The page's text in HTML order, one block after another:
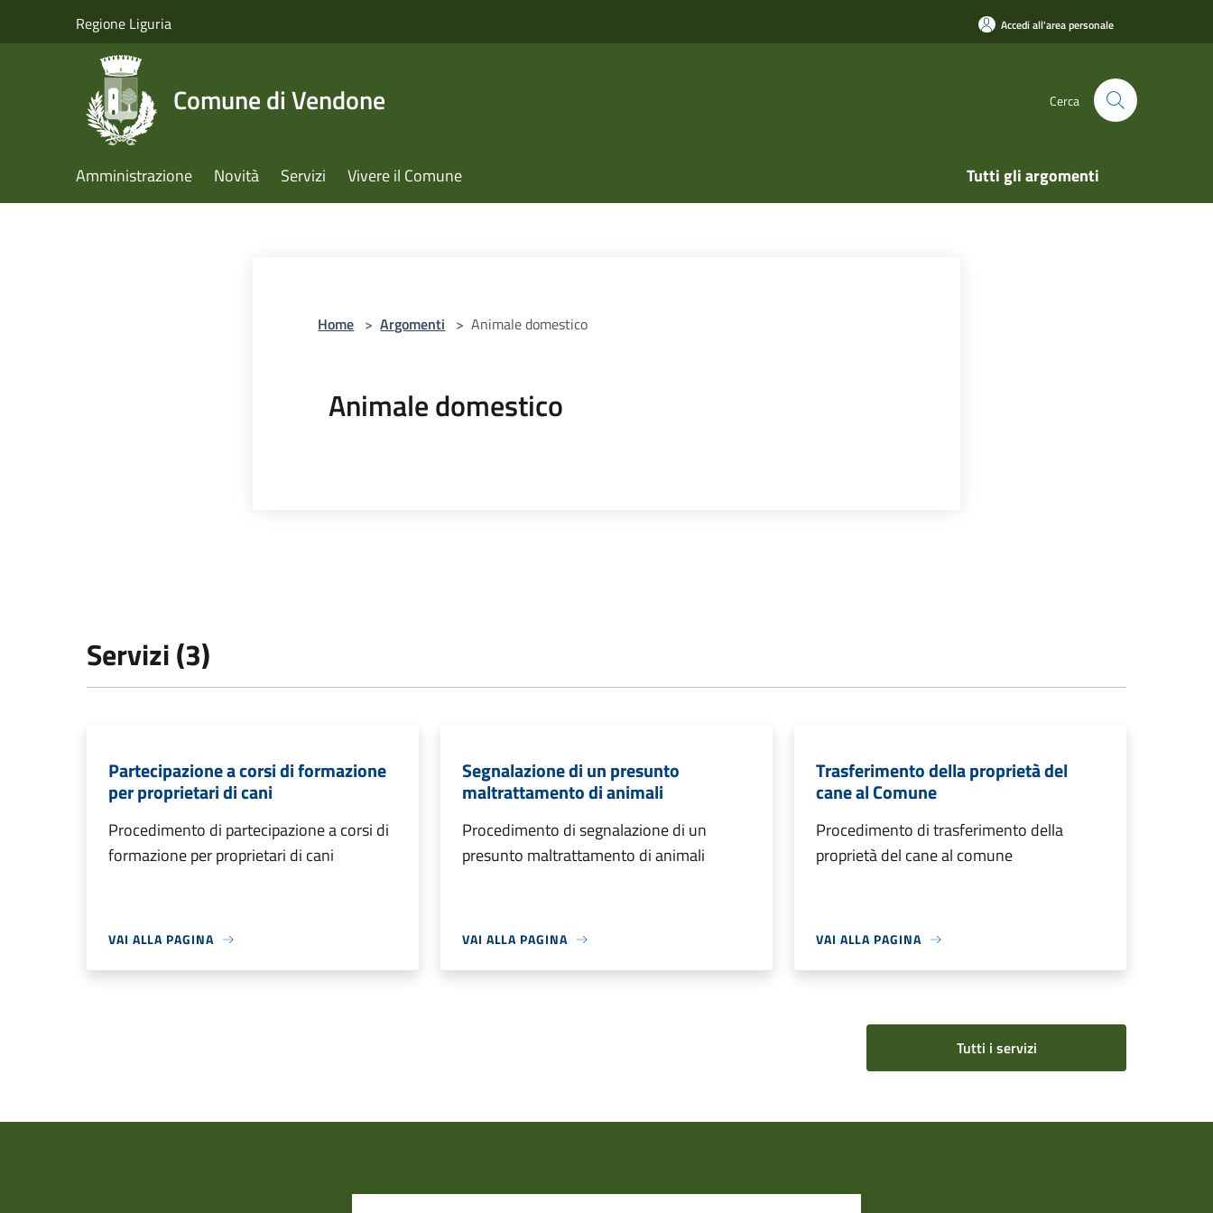
Regione Liguria Accedi all'area personale
Comune di Vendone Cerca
Amministrazione Novità Servizi Vivere il Comune Tutti gli argomenti
Home > Argomenti > Animale domestico
Animale domestico
Servizi (3)
Partecipazione a corsi di formazione
per proprietari di cani
Procedimento di partecipazione a corsi di
formazione per proprietari di cani
VAI ALLA PAGINA
Segnalazione di un presunto
maltrattamento di animali
Procedimento di segnalazione di un
presunto maltrattamento di animali
VAI ALLA PAGINA
Trasferimento della proprietà del
cane al Comune
Procedimento di trasferimento della
proprietà del cane al comune
VAI ALLA PAGINA
Tutti i servizi